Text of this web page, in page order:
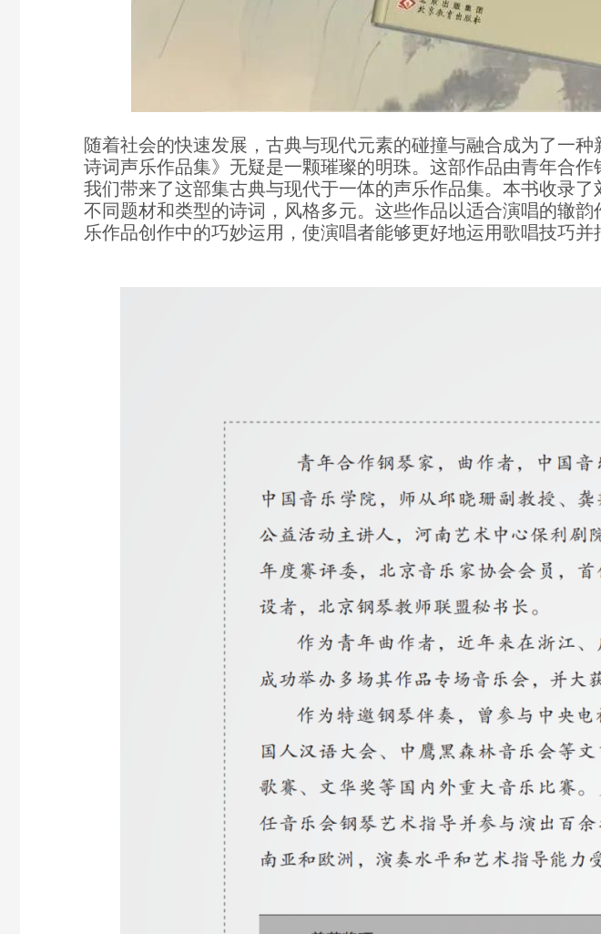
随着社会的快速发展，古典与现代元素的碰撞与融合成为了一
诗词声乐作品集》无疑是一颗璀璨的明珠。这部作品由青年合
我们带来了这部集古典与现代于一体的声乐作品集。本书收录
不同题材和类型的诗词，风格多元。这些作品以适合演唱的辙
乐作品创作中的巧妙运用，使演唱者能够更好地运用歌唱技巧并